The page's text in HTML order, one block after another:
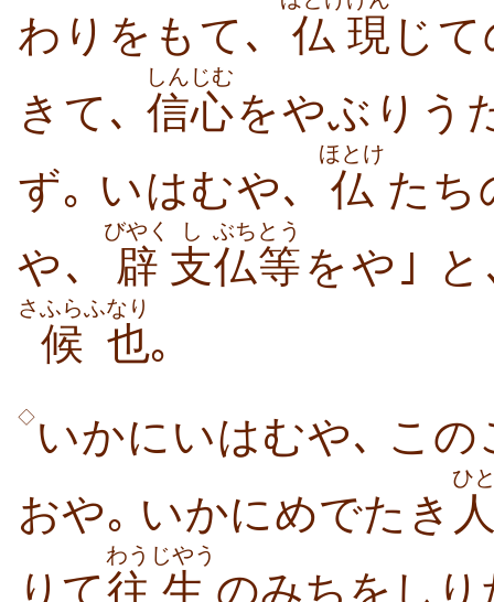
わりをもて､ 仏 現 じ
きて､ 信心
しんじむ
をやぶりう
ず｡ いはむや､
仏
ほとけ
たち
や､
辟
びやく
支
し
仏
ぶち
等
とう
をや｣
候
さふらふ
也
なり
｡
◇ いかにいはむや､ この
おや｡ いかにめでたき
ひ
りて往
わう
生
じやう
のみちをしり